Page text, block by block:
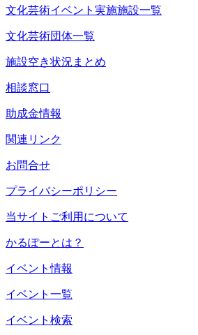
文化芸術イベント実施施設一覧
文化芸術団体一覧
施設空き状況まとめ
相談窓口
助成金情報
関連リンク
お問合せ
プライバシーポリシー
当サイトご利用について
かるぽーとは？
イベント情報
イベント一覧
イベント検索